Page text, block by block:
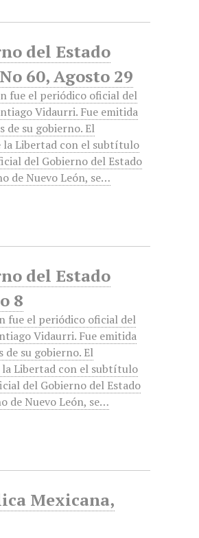
del Estado
60, Agosto 29
fue el periódico oficial del
Vidaurri. Fue emitida
de su gobierno. El
la Libertad con el subtítulo
del Gobierno del Estado
de Nuevo León, se…
del Estado
8
fue el periódico oficial del
Vidaurri. Fue emitida
de su gobierno. El
la Libertad con el subtítulo
del Gobierno del Estado
de Nuevo León, se…
Mexicana,